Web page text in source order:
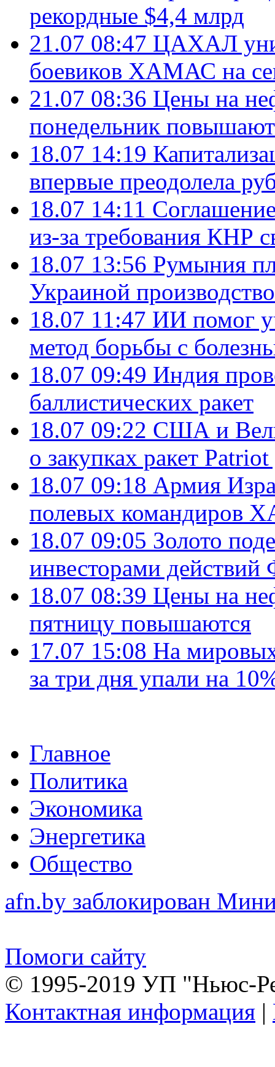
рекордные $4,4 млрд
21.07 08:47 ЦАХАЛ
боевиков ХАМАС на
21.07 08:36 Цены на
понедельник
18.07 14:19
впервые преодолела
18.07 14:11
из-за требования КНР
18.07 13:56 Румыния
Украиной
18.07 11:47 ИИ помог
метод борьбы с
18.07 09:49 Индия
баллистических ракет
18.07 09:22 США и
о закупках ракет
18.07 09:18 Армия
полевых командиров
18.07 09:05 Золото
инвесторами
18.07 08:39 Цены на
пятницу повышаются
17.07 15:08 На
за три дня упали на
Главное
Политика
Экономика
Энергетика
Общество
afn.by заблокирован
Помоги сайту
© 1995-2019 УП "Ньюс-
Контактная информация |